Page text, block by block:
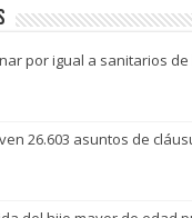
por igual a sanitarios
26.603 asuntos de